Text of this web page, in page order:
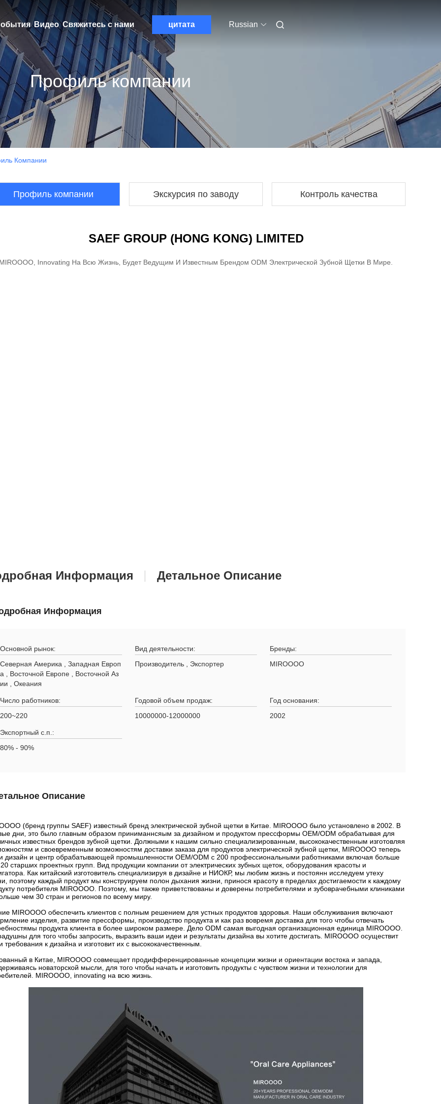
Видео Свяжитесь с нами цитата Russian
Профиль компании
Компании
Профиль компании Экскурсия по заводу Контроль качества
SAEF GROUP (HONG KONG) LIMITED
Innovating На Всю Жизнь, Будет Ведущим И Известным Брендом ODM Электрической Зубной Щетки В Мире.
Информация Детальное Описание
Информация
Основной рынок:
Северная Америка , Западная Европ
а , Восточной Европе , Восточной Аз
ии , Океания
Вид деятельности:
Производитель , Экспортер
Бренды:
MIROOOO
Число работников:
200~220
Годовой объем продаж:
10000000-12000000
Год основания:
2002
Экспортный с.п.:
80% - 90%
Описание
(бренд группы SAEF) известный бренд электрической зубной щетки в Китае. MIROOOO было установлено в 2002. В
дни, это было главным образом приниманнсяым за дизайном и продуктом прессформы OEM/ODM обрабатывая для
известных брендов зубной щетки. Должными к нашим сильно специализированным, высококачественным изготовляя
и своевременным возможностям доставки заказа для продуктов электрической зубной щетки, MIROOOO теперь
дизайн и центр обрабатывающей промышленности OEM/ODM с 200 профессиональными работниками включая больше
старших проектных групп. Вид продукции компании от электрических зубных щеток, оборудования красоты и
Как китайский изготовитель специализируя в дизайне и НИОКР, мы любим жизнь и постоянн исследуем утеху
поэтому каждый продукт мы конструируем полон дыхания жизни, принося красоту в пределах достигаемости к каждому
потребителя MIROOOO. Поэтому, мы также приветствованы и доверены потребителями и зубоврачебными клиниками
чем 30 стран и регионов по всему миру.
MIROOOO обеспечить клиентов с полным решением для устных продуктов здоровья. Наши обслуживания включают
изделия, развитие прессформы, производство продукта и как раз вовремя доставка для того чтобы отвечать
продукта клиента в более широком размере. Дело ODM самая выгодная организационная единица MIROOOO.
для того чтобы запросить, выразить ваши идеи и результаты дизайна вы хотите достигать. MIROOOO осуществит
требования к дизайна и изготовит их с высококачественным.
в Китае, MIROOOO совмещает продифференцированные концепции жизни и ориентации востока и запада,
новаторской мысли, для того чтобы начать и изготовить продукты с чувством жизни и технологии для
MIROOOO, innovating на всю жизнь.